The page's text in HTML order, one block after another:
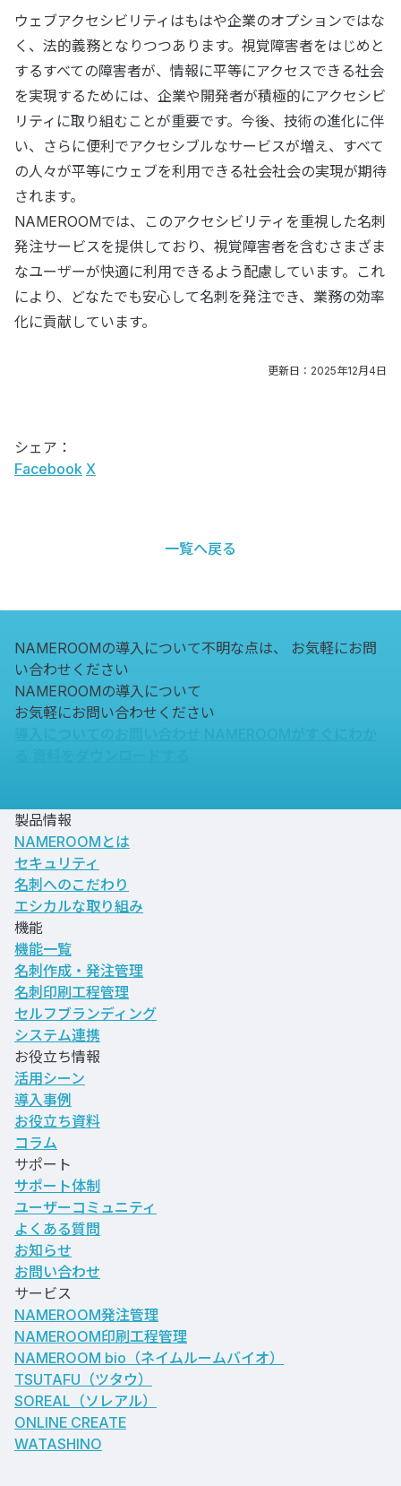
ウェブアクセシビリティはもはや企業のオプションではな
く、法的義務となりつつあります。視覚障害者をはじめと
するすべての障害者が、情報に平等にアクセスできる社会
を実現するためには、企業や開発者が積極的にアクセシビ
リティに取り組むことが重要です。今後、技術の進化に伴
い、さらに便利でアクセシブルなサービスが増え、すべて
の人々が平等にウェブを利用できる社会社会の実現が期待
されます。
NAMEROOMでは、このアクセシビリティを重視した名刺
発注サービスを提供しており、視覚障害者を含むさまざま
なユーザーが快適に利用できるよう配慮しています。これ
により、どなたでも安心して名刺を発注でき、業務の効率
化に貢献しています。
更新日：2025年12月4日
シェア：
Facebook X
一覧へ戻る
NAMEROOMの導入について不明な点は、
お気軽にお問
い合わせください
NAMEROOMの導入について
お気軽にお問い合わせください
製品情報
NAMEROOMとは
セキュリティ
名刺へのこだわり
エシカルな取り組み
機能
機能一覧
名刺作成・発注管理
名刺印刷工程管理
セルフブランディング
システム連携
お役立ち情報
活用シーン
導入事例
お役立ち資料
コラム
サポート
サポート体制
ユーザーコミュニティ
よくある質問
お知らせ
お問い合わせ
サービス
NAMEROOM発注管理
NAMEROOM印刷工程管理
NAMEROOM bio （ネイムルームバイオ）
TSUTAFU（ツタウ）
SOREAL（ソレアル）
ONLINE CREATE
WATASHINO